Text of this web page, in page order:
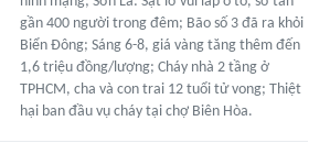
gần 400 người trong đêm; Bão số 3 đã ra khỏi
Biển Đông; Sáng 6-8, giá vàng tăng thêm đến
1,6 triệu đồng/lượng; Cháy nhà 2 tầng ở
TPHCM, cha và con trai 12 tuổi tử vong; Thiệt
hại ban đầu vụ cháy tại chợ Biên Hòa.